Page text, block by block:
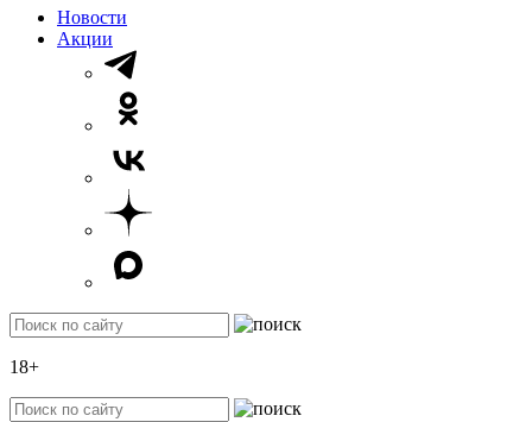
Новости
Акции
18+